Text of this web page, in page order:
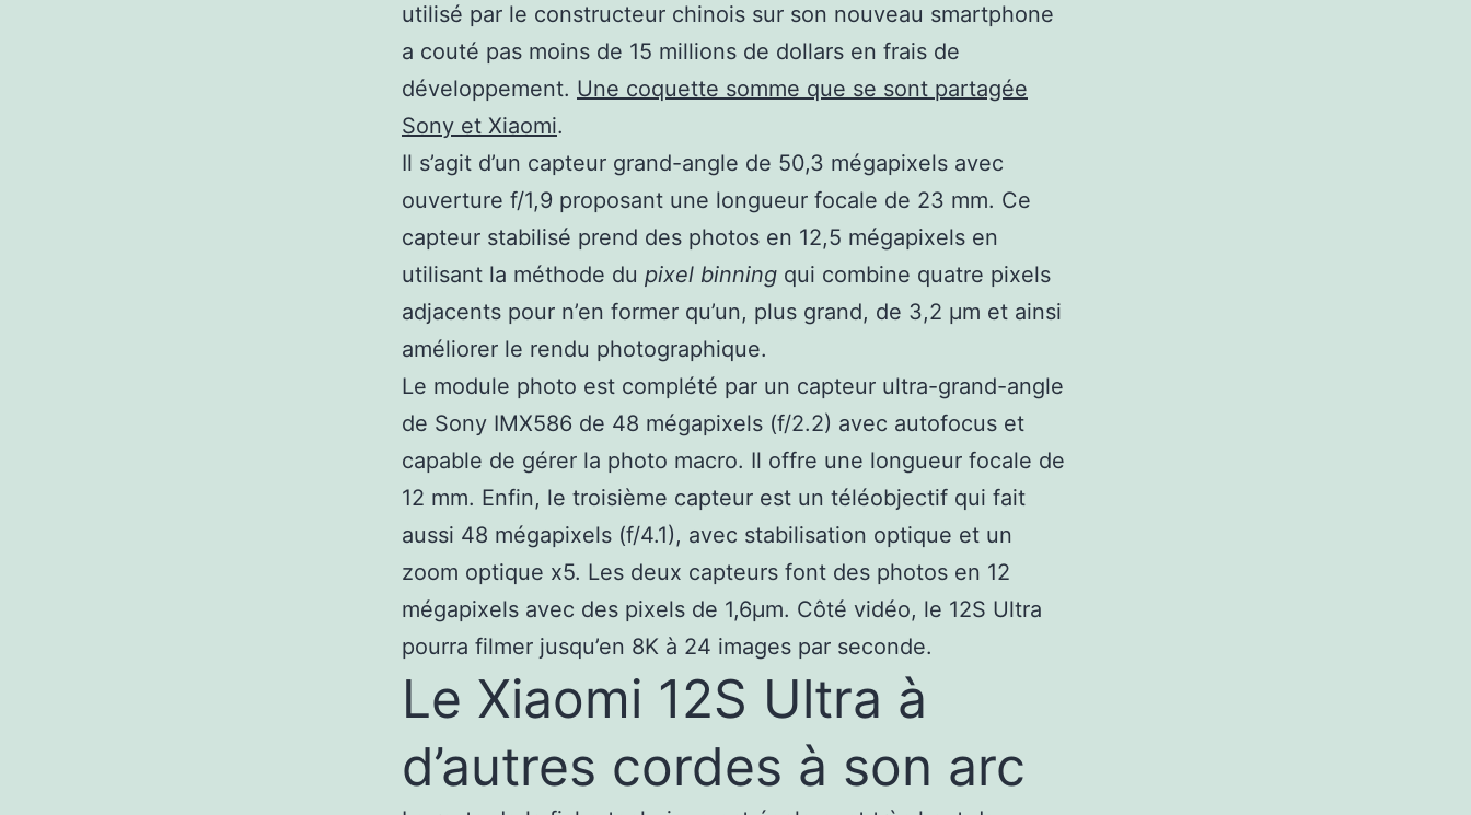
utilisé par le constructeur chinois sur son nouveau smartphone
a couté pas moins de 15 millions de dollars en frais de
développement. Une coquette somme que se sont partagée
Sony et Xiaomi.
Il s’agit d’un capteur grand-angle de 50,3 mégapixels avec
ouverture f/1,9 proposant une longueur focale de 23 mm. Ce
capteur stabilisé prend des photos en 12,5 mégapixels en
utilisant la méthode du pixel binning qui combine quatre pixels
adjacents pour n’en former qu’un, plus grand, de 3,2 µm et ainsi
améliorer le rendu photographique.
Le module photo est complété par un capteur ultra-grand-angle
de Sony IMX586 de 48 mégapixels (f/2.2) avec autofocus et
capable de gérer la photo macro. Il offre une longueur focale de
12 mm. Enfin, le troisième capteur est un téléobjectif qui fait
aussi 48 mégapixels (f/4.1), avec stabilisation optique et un
zoom optique x5. Les deux capteurs font des photos en 12
mégapixels avec des pixels de 1,6µm. Côté vidéo, le 12S Ultra
pourra filmer jusqu’en 8K à 24 images par seconde.
Le Xiaomi 12S Ultra à
d’autres cordes à son arc